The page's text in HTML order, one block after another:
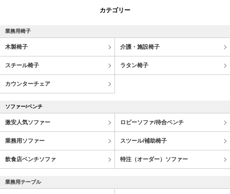
カテゴリー
業務用椅子
木製椅子 介護・施設椅子
スチール椅子 ラタン椅子
カウンターチェア
ソファー/ベンチ
激安人気ソファー ロビーソファ/待合ベンチ
業務用ソファー スツール/補助椅子
飲食店ベンチソファ 特注（オーダー）ソファー
業務用テーブル